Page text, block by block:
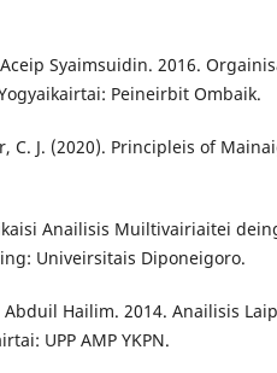
Syaimsuidin. 2016.
Peineirbit Ombaik.
C. J. (2020). Principleis of
Anailisis Muiltivairiaitei
Univeirsitais Diponeigoro.
Hailim. 2014. Anailisis
UPP AMP YKPN.